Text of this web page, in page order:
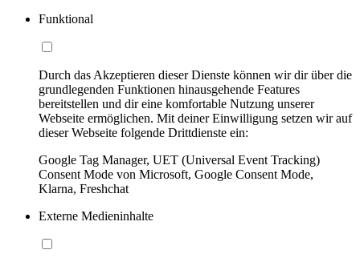
Funktional
Durch das Akzeptieren dieser Dienste können wir dir über die
grundlegenden Funktionen hinausgehende Features
bereitstellen und dir eine komfortable Nutzung unserer
Webseite ermöglichen. Mit deiner Einwilligung setzen wir auf
dieser Webseite folgende Drittdienste ein:
Google Tag Manager, UET (Universal Event Tracking)
Consent Mode von Microsoft, Google Consent Mode,
Klarna, Freshchat
Externe Medieninhalte